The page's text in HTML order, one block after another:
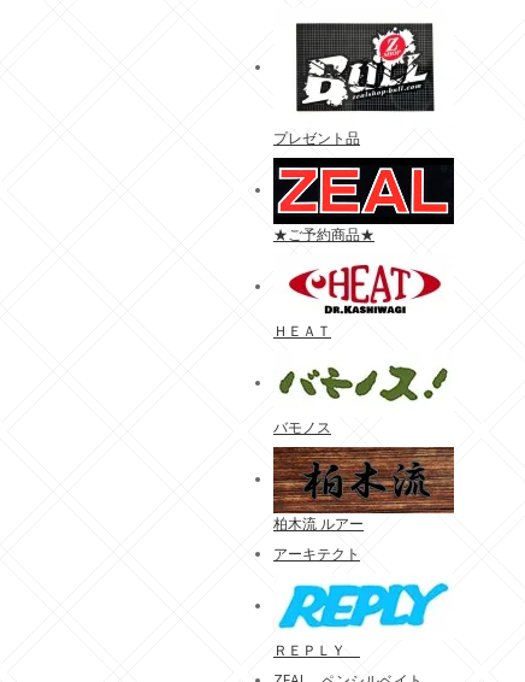
プレゼント品
★ご予約商品★
ＨＥＡＴ
バモノス
柏木流 ルアー
アーキテクト
ＲＥＰＬＹ